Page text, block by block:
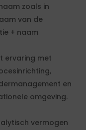
zoals in
van de
+ naam
ervaring met
en
omgeving.
vermogen